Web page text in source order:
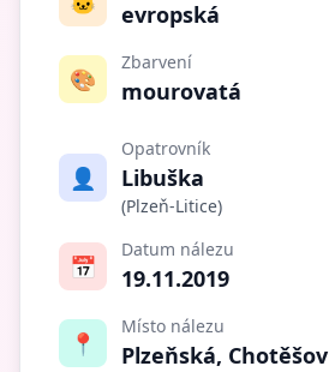
evropská
🎨
Zbarvení
mourovatá
👤
Opatrovník
Libuška
(Plzeň-Litice)
📅
Datum nálezu
19.11.2019
📍
Místo nálezu
Plzeňská, Chotěšov